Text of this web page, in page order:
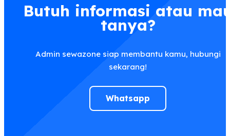
Butuh informasi atau
tanya?
Admin sewazone siap membantu kamu, hubungi
sekarang!
Whatsapp